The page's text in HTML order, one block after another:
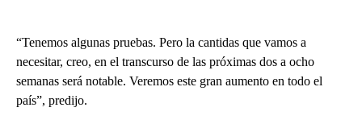
“Tenemos algunas pruebas. Pero la cantidas que vamos a
necesitar, creo, en el transcurso de las próximas dos a ocho
semanas será notable. Veremos este gran aumento en todo el
país”, predijo.